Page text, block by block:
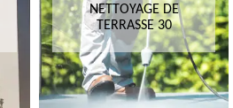
NETTOYAGE DE
TERRASSE 30